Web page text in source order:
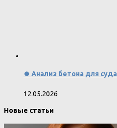
⏺️ Анализ бетона для суда
12.05.2026
Новые статьи